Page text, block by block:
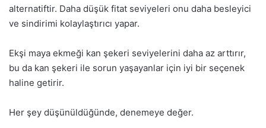
alternatiftir. Daha düşük fitat seviyeleri onu daha besleyici
ve sindirimi kolaylaştırıcı yapar.
Ekşi maya ekmeği kan şekeri seviyelerini daha az arttırır,
bu da kan şekeri ile sorun yaşayanlar için iyi bir seçenek
haline getirir.
Her şey düşünüldüğünde, denemeye değer.